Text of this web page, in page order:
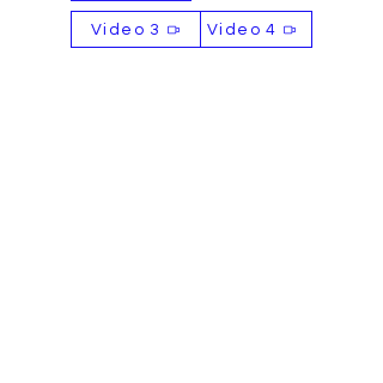
24 måneder
Video 4
Video 3